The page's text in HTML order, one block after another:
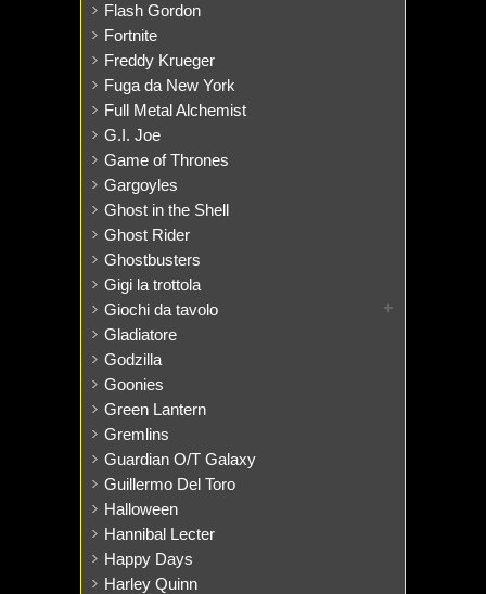
Flash Gordon
Fortnite
Freddy Krueger
Fuga da New York
Full Metal Alchemist
G.I. Joe
Game of Thrones
Gargoyles
Ghost in the Shell
Ghost Rider
Ghostbusters
Gigi la trottola
Giochi da tavolo
Gladiatore
Godzilla
Goonies
Green Lantern
Gremlins
Guardian O/T Galaxy
Guillermo Del Toro
Halloween
Hannibal Lecter
Happy Days
Harley Quinn